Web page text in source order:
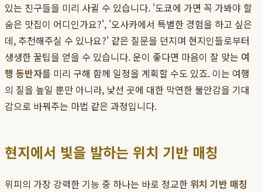
있는 친구들을 미리 사귈 수 있습니다. '도쿄에 가면 꼭 가봐야 할
숨은 맛집이 어디인가요?', '오사카에서 특별한 경험을 하고 싶은
데, 추천해주실 수 있나요?' 같은 질문을 던지며 현지인들로부터
생생한 꿀팁을 얻을 수 있습니다. 운이 좋다면 마음이 잘 맞는 여
행 동반자를 미리 구해 함께 일정을 계획할 수도 있죠. 이는 여행
의 질을 높일 뿐만 아니라, 낯선 곳에 대한 막연한 불안감을 기대
감으로 바꿔주는 마법 같은 과정입니다.
현지에서 빛을 발하는 위치 기반 매칭
위피의 가장 강력한 기능 중 하나는 바로 정교한 위치 기반 매칭